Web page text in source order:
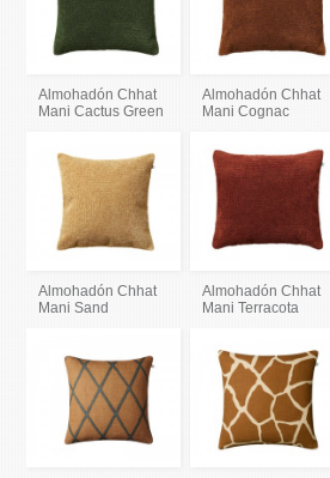
Almohadón Chhat
Mani Cactus Green
Almohadón Chhat
Mani Cognac
Almohadón Chhat
Mani Sand
Almohadón Chhat
Mani Terracota